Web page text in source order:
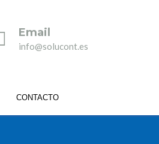
Email
info@solucont.es
CONTACTO